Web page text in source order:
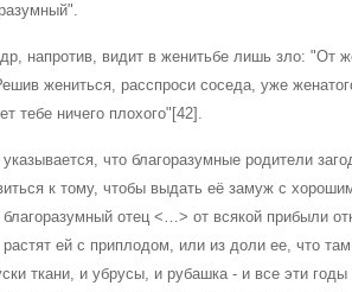
напротив, видит в женитьбе лишь зло: "От
жениться, расспроси соседа, уже
тебе ничего плохого"[42].
что благоразумные родители
к тому, чтобы выдать её замуж с
благоразумный отец <…> от всякой прибыли
ей с приплодом, или из доли ее, что
ткани, и убрусы, и рубашка - и все эти